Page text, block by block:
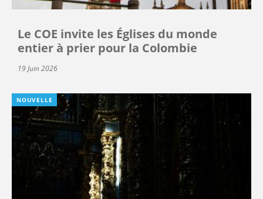
Le COE invite les Églises du monde
entier à prier pour la Colombie
19 Juin 2026
NOUVELLE